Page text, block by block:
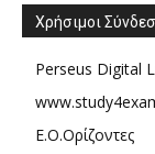
Χρήσιμοι
Perseus Digital
Ε.Ο.Ορίζοντες